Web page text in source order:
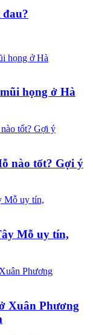
đau?
họng ở Hà
nào tốt? Gợi ý
Mỗ uy tín,
Xuân Phương